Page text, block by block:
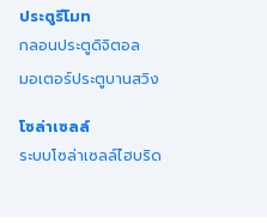
ประตูรีโมท
กลอนประตูดิจิตอล
มอเตอร์ประตูบานสวิง
โซล่าเซลล์
ระบบโซล่าเซลล์ไฮบริด